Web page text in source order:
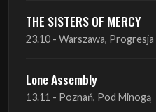
THE SISTERS OF MERCY
23.10 - Warszawa, Progresja
Lone Assembly
13.11 - Poznań, Pod Minogą